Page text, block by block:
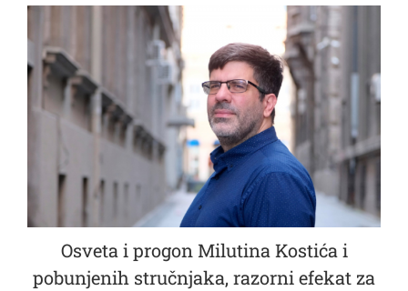
Osveta i progon Milutina Kostića i
pobunjenih stručnjaka, razorni efekat za